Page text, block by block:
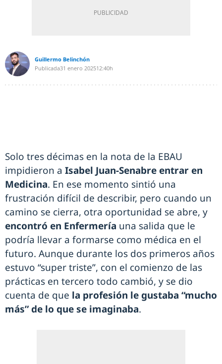
Guillermo Belinchón
Publicada31 enero 202512:40h
Solo tres décimas en la nota de la EBAU
impidieron a Isabel Juan-Senabre entrar en
Medicina. En ese momento sintió una
frustración difícil de describir, pero cuando un
camino se cierra, otra oportunidad se abre, y
encontró en Enfermería una salida que le
podría llevar a formarse como médica en el
futuro. Aunque durante los dos primeros años
estuvo “super triste”, con el comienzo de las
prácticas en tercero todo cambió, y se dio
cuenta de que la profesión le gustaba “mucho
más” de lo que se imaginaba.